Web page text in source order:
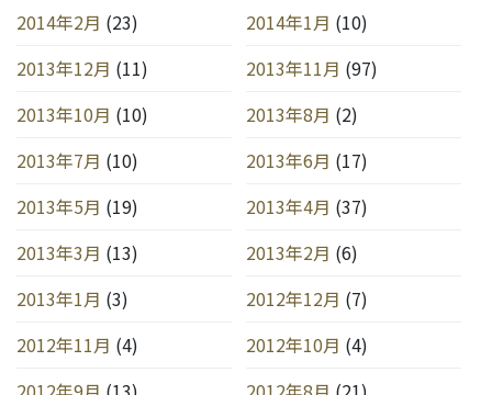
2014年2月 (23) 2014年1月 (10)
2013年12月 (11) 2013年11月 (97)
2013年10月 (10) 2013年8月 (2)
2013年7月 (10) 2013年6月 (17)
2013年5月 (19) 2013年4月 (37)
2013年3月 (13) 2013年2月 (6)
2013年1月 (3) 2012年12月 (7)
2012年11月 (4) 2012年10月 (4)